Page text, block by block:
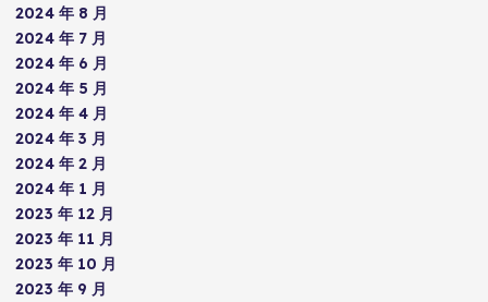
2024 年 8 月
2024 年 7 月
2024 年 6 月
2024 年 5 月
2024 年 4 月
2024 年 3 月
2024 年 2 月
2024 年 1 月
2023 年 12 月
2023 年 11 月
2023 年 10 月
2023 年 9 月